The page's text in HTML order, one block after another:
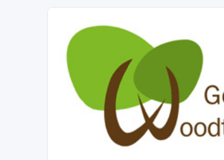
Drechseln und
Der Treffpunkt für Drechsler und Freunde des